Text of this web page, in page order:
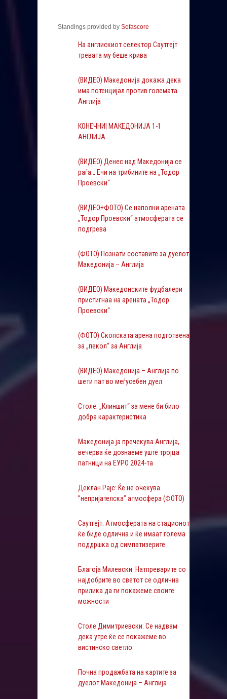
Standings provided by Sofascore
На англискиот селектор Саутгејт
тревата му беше крива
(ВИДЕО) Македонија докажа дека
има потенцијал против големата
Англија
КОНЕЧНИ| МАКЕДОНИЈА 1-1
АНГЛИЈА
(ВИДЕО) Денес над Македонија се
раѓа… Ечи на трибините на „Тодор
Проевски“
(ВИДЕО+ФОТО) Се наполни арената
„Тодор Проевски“ атмосферата се
подгрева
(ФОТО) Познати составите за дуелот
Македонија – Англија
(ВИДЕО) Македонските фудбалери
пристигнаа на арената „Тодор
Проевски“
(ФОТО) Скопската арена подготвена
за „пекол“ за Англија
(ВИДЕО) Македонија – Англија по
шети пат во меѓусебен дуел
Столе: „Клиншит“ за мене би било
добра карактеристика
Македонија ја пречекува Англија,
вечерва ќе дознаеме уште тројца
патници на ЕУРО 2024-та
Деклан Рајс: Ќе не очекува
”непријателска” атмосфера (ФОТО)
Саутгејт: Атмосферата на стадионот
ќе биде одлична и ќе имаат голема
поддршка од симпатизерите
Благоја Милевски: Натпреварите со
најдобрите во светот се одлична
прилика да ги покажеме своите
можности
Столе Димитриевски: Се надвам
дека утре ќе се покажеме во
вистинско светло
Почна продажбата на картите за
дуелот Македонија – Англија